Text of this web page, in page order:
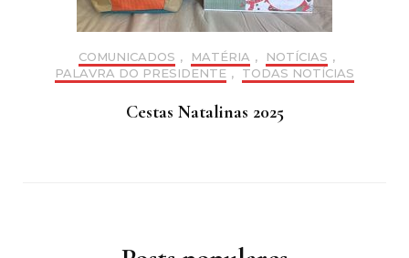
COMUNICADOS , MATÉRIA , NOTÍCIAS ,
PALAVRA DO PRESIDENTE , TODAS NOTÍCIAS
Cestas Natalinas 2025